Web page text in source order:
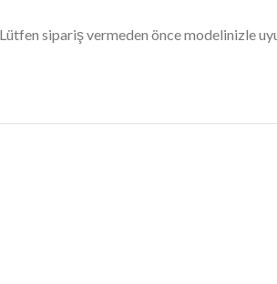
sipariş vermeden önce modelinizle